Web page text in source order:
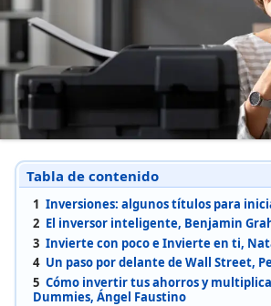
Tabla de contenido
1 Inversiones: algunos títulos para
2 El inversor inteligente, Benjamin
3 Invierte con poco e Invierte en ti,
4 Un paso por delante de Wall Street,
5 Cómo invertir tus ahorros y
Dummies, Ángel Faustino